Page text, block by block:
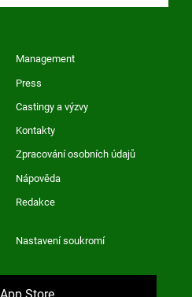
Management
Press
Castingy a výzvy
Kontakty
Zpracování osobních údajů
Nápověda
Redakce
Nastavení soukromí